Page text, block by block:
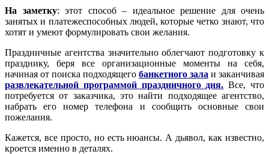
На заметку: этот способ – идеальное решение для очень
занятых и платежеспособных людей, которые четко знают, что
хотят и умеют формулировать свои желания.
Праздничные агентства значительно облегчают подготовку к
празднику, беря все организационные моменты на себя,
начиная от поиска подходящего банкетного зала и заканчивая
развлекательной программой праздничного дня. Все, что
потребуется от заказчика, это найти подходящее агентство,
набрать его номер телефона и сообщить основные свои
пожелания.
Кажется, все просто, но есть нюансы. А дьявол, как известно,
кроется именно в деталях.